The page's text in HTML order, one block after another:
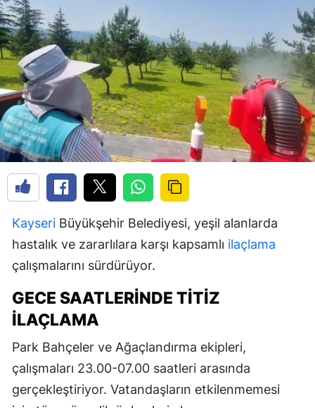
Kayseri Büyükşehir Belediyesi, yeşil alanlarda
hastalık ve zararlılara karşı kapsamlı ilaçlama
çalışmalarını sürdürüyor.
GECE SAATLERINDE TITIZ
İLAÇLAMA
Park Bahçeler ve Ağaçlandırma ekipleri,
çalışmaları 23.00-07.00 saatleri arasında
gerçekleştiriyor. Vatandaşların etkilenmemesi